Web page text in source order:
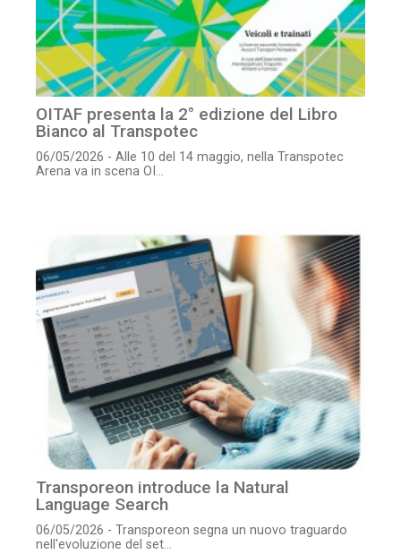
OITAF presenta la 2° edizione del Libro
Bianco al Transpotec
06/05/2026 - Alle 10 del 14 maggio, nella Transpotec
Arena va in scena OI...
Transporeon introduce la Natural
Language Search
06/05/2026 - Transporeon segna un nuovo traguardo
nell'evoluzione del set...